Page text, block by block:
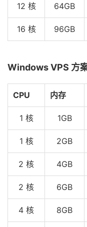
12 核 64GB
16 核 96GB
Windows VPS 方
CPU 内存
1 核 1GB
1 核 2GB
2 核 4GB
2 核 6GB
4 核 8GB